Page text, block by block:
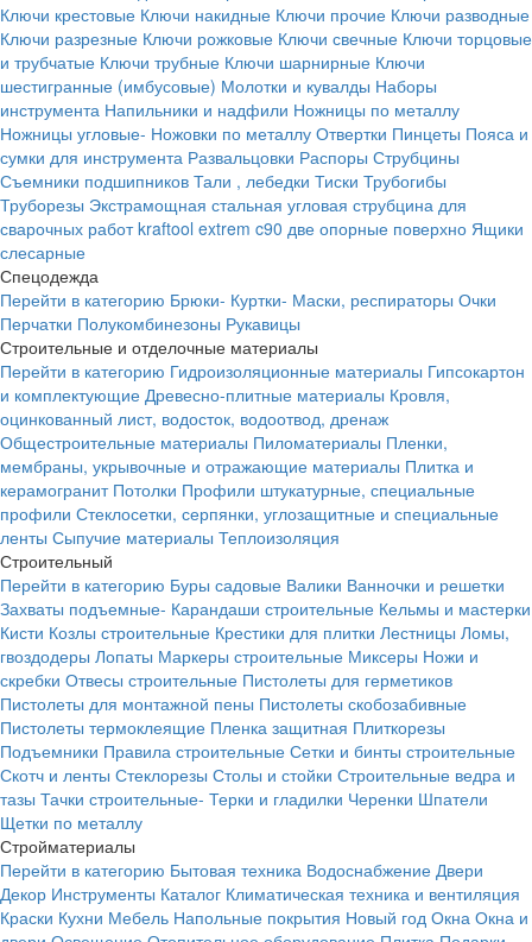
Ключи крестовые Ключи накидные Ключи прочие Ключи разводные
Ключи разрезные Ключи рожковые Ключи свечные Ключи торцовые
и трубчатые Ключи трубные Ключи шарнирные Ключи
шестигранные (имбусовые) Молотки и кувалды Наборы
инструмента Напильники и надфили Ножницы по металлу
Ножницы угловые- Ножовки по металлу Отвертки Пинцеты Пояса и
сумки для инструмента Развальцовки Распоры Струбцины
Съемники подшипников Тали , лебедки Тиски Трубогибы
Труборезы Экстрамощная стальная угловая струбцина для
сварочных работ kraftool extrem c90 две опорные поверхно Ящики
слесарные
Спецодежда
Перейти в категорию Брюки- Куртки- Маски, респираторы Очки
Перчатки Полукомбинезоны Рукавицы
Строительные и отделочные материалы
Перейти в категорию Гидроизоляционные материалы Гипсокартон
и комплектующие Древесно-плитные материалы Кровля,
оцинкованный лист, водосток, водоотвод, дренаж
Общестроительные материалы Пиломатериалы Пленки,
мембраны, укрывочные и отражающие материалы Плитка и
керамогранит Потолки Профили штукатурные, специальные
профили Стеклосетки, серпянки, углозащитные и специальные
ленты Сыпучие материалы Теплоизоляция
Строительный
Перейти в категорию Буры садовые Валики Ванночки и решетки
Захваты подъемные- Карандаши строительные Кельмы и мастерки
Кисти Козлы строительные Крестики для плитки Лестницы Ломы,
гвоздодеры Лопаты Маркеры строительные Миксеры Ножи и
скребки Отвесы строительные Пистолеты для герметиков
Пистолеты для монтажной пены Пистолеты скобозабивные
Пистолеты термоклеящие Пленка защитная Плиткорезы
Подъемники Правила строительные Сетки и бинты строительные
Скотч и ленты Стеклорезы Столы и стойки Строительные ведра и
тазы Тачки строительные- Терки и гладилки Черенки Шпатели
Щетки по металлу
Стройматериалы
Перейти в категорию Бытовая техника Водоснабжение Двери
Декор Инструменты Каталог Климатическая техника и вентиляция
Краски Кухни Мебель Напольные покрытия Новый год Окна Окна и